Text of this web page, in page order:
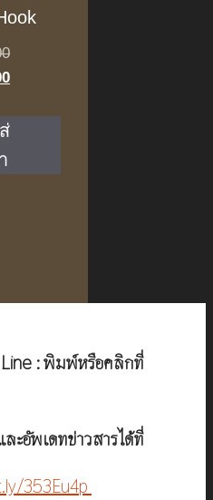
Original
price
฿500.00.
Current
is:
: พิมพ์หรือคลิกที่
ะอัพเดทข่าวสารได้ที่
353Eu4p